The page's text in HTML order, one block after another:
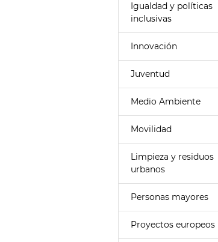
Igualdad y políticas
inclusivas
Innovación
Juventud
Medio Ambiente
Movilidad
Limpieza y residuos
urbanos
Personas mayores
Proyectos europeos